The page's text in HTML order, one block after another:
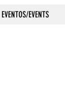
EVENTOS/EVENTS